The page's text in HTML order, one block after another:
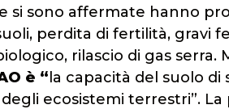
si sono affermate hanno
perdita di fertilità, gravi
rilascio di gas serra.
è “ la capacità del suolo
ecosistemi terrestri”.